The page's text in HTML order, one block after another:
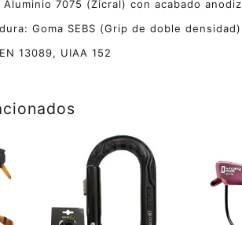
7075 (Zicral) con acabado
Goma SEBS (Grip de doble densidad)
13089, UIAA 152